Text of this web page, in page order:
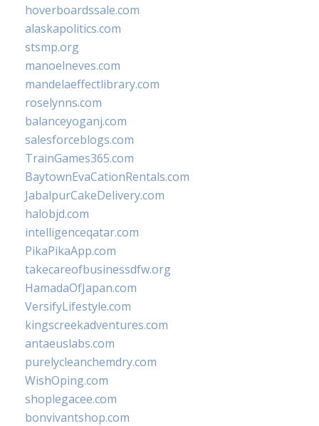
hoverboardssale.com
alaskapolitics.com
stsmp.org
manoelneves.com
mandelaeffectlibrary.com
roselynns.com
balanceyoganj.com
salesforceblogs.com
TrainGames365.com
BaytownEvaCationRentals.com
JabalpurCakeDelivery.com
halobjd.com
intelligenceqatar.com
PikaPikaApp.com
takecareofbusinessdfw.org
HamadaOfJapan.com
VersifyLifestyle.com
kingscreekadventures.com
antaeuslabs.com
purelycleanchemdry.com
WishOping.com
shoplegacee.com
bonvivantshop.com